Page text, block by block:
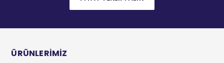
ÜRÜNLERİMİZ